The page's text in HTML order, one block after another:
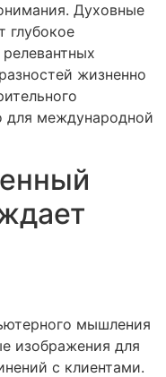
Духовные
глубокое
жизненно
для международной
мышления
изображения для
с клиентами.